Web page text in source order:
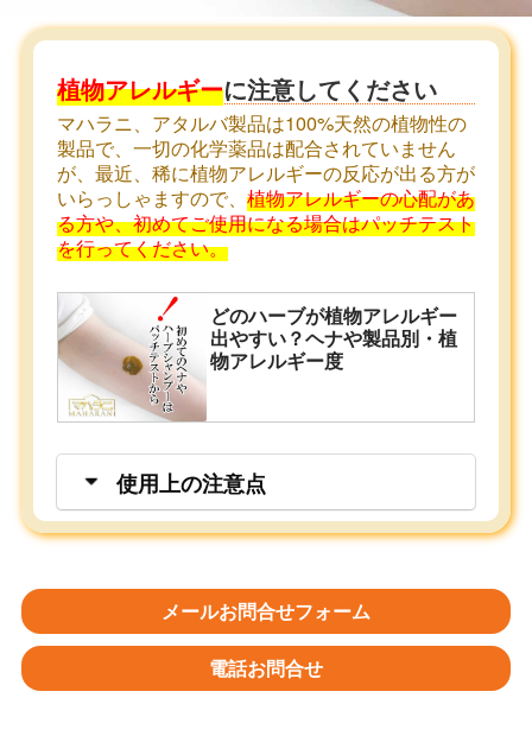
植物アレルギーに注意してください
マハラニ、アタルバ製品は100%天然の植物性の
製品で、一切の化学薬品は配合されていません
が、最近、稀に植物アレルギーの反応が出る方が
いらっしゃますので、 植物アレルギーの心配があ
る方や、初めてご使用になる場合はパッチテスト
を行ってください。
どのハーブが植物アレルギー
出やすい？ヘナや製品別・植
物アレルギー度
使用上の注意点
メールお問合せフォーム
電話お問合せ